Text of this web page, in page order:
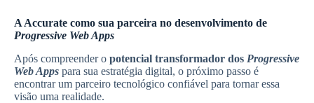
A Accurate como sua parceira no desenvolvimento de
Progressive Web Apps
Após compreender o potencial transformador dos Progressive
Web Apps para sua estratégia digital, o próximo passo é
encontrar um parceiro tecnológico confiável para tornar essa
visão uma realidade.